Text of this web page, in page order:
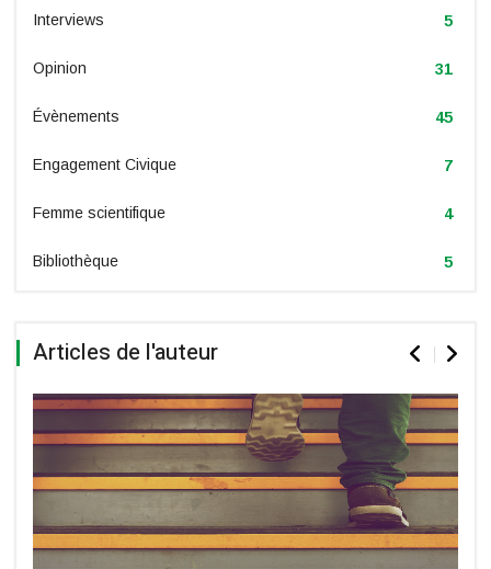
Interviews 5
Opinion 31
Évènements 45
Engagement Civique 7
Femme scientifique 4
Bibliothèque 5
Articles de l'auteur